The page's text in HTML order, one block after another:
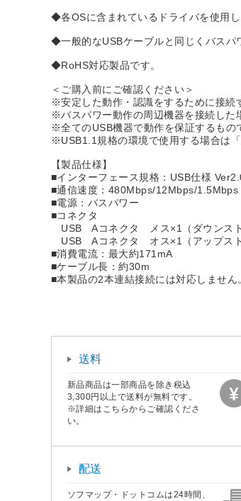
◆各OSに含まれているドライバを使用
◆一般的なUSBケーブルと同じくバスパ
◆RoHS対応製品です。
＜ご購入前にご確認ください＞
※安定した動作・認識をするために接続
※バスパワー動作の周辺機器を接続した
※全てのUSB機器で動作を保証するもの
※USB1.1規格の環境で使用する場合は
【製品仕様】
■インターフェース規格：USB仕様
■通信速度：480Mbps/12Mbps/1.5Mbps
■電源：バスパワー
■コネクタ
USB Aコネクタ メス×1（ダウンスト
USB Aコネクタ オス×1（アップスト
■消費電流：最大約171mA
■ケーブル長：約30m
■本製品の2本連結接続には対応しませ
送料
新品商品は一部商品を除き税込
3,300円以上で送料が無料です。
※詳細はこちらからご確認くださ
い。
配送
ソフマップ・ドットコムは24時間、